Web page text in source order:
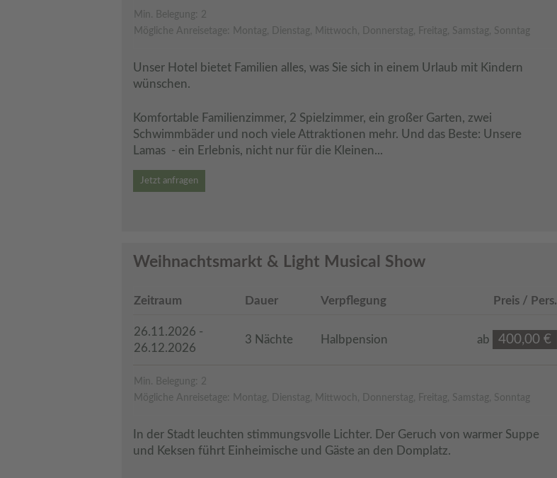
Min. Belegung: 2
Mögliche Anreisetage: Montag, Dienstag, Mittwoch, Donnerstag, Freitag, Samstag, Sonntag
Unser Hotel bietet Familien alles, was Sie sich in einem Urlaub mit Kindern
wünschen.
Komfortable Familienzimmer, 2 Spielzimmer, ein großer Garten, zwei
Schwimmbäder und noch viele Attraktionen mehr. Und das Beste: Unsere
Lamas  - ein Erlebnis, nicht nur für die Kleinen...
Jetzt anfragen
Weihnachtsmarkt & Light Musical Show
Zeitraum Dauer Verpflegung Preis / Pers.
26.11.2026 -
26.12.2026
3 Nächte Halbpension ab 400,00 €
Min. Belegung: 2
Mögliche Anreisetage: Montag, Dienstag, Mittwoch, Donnerstag, Freitag, Samstag, Sonntag
In der Stadt leuchten stimmungsvolle Lichter. Der Geruch von warmer Suppe
und Keksen führt Einheimische und Gäste an den Domplatz.